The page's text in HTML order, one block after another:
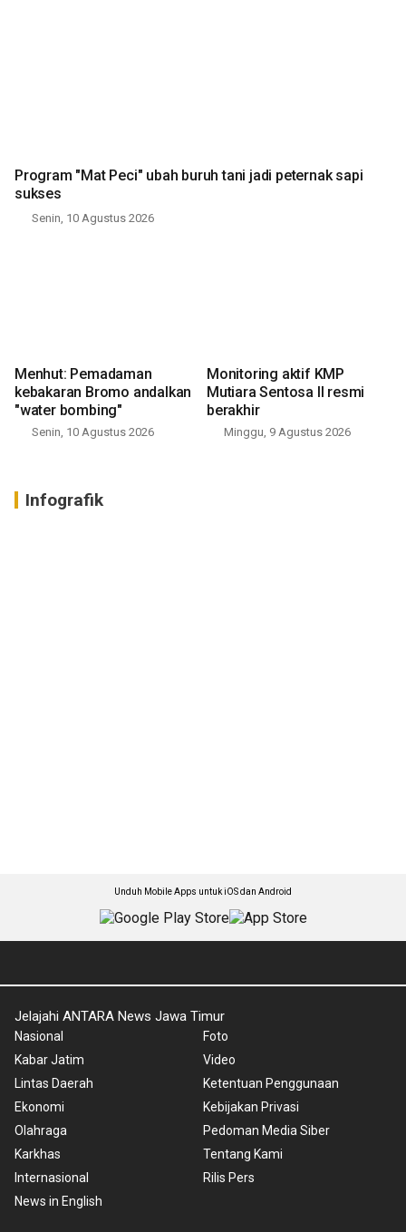
Program "Mat Peci" ubah buruh tani jadi peternak sapi
sukses
Senin, 10 Agustus 2026
Menhut: Pemadaman
kebakaran Bromo andalkan
"water bombing"
Senin, 10 Agustus 2026
Monitoring aktif KMP
Mutiara Sentosa II resmi
berakhir
Minggu, 9 Agustus 2026
Infografik
Unduh Mobile Apps untuk iOS dan Android
Jelajahi ANTARA News Jawa Timur
Nasional
Kabar Jatim
Lintas Daerah
Ekonomi
Olahraga
Karkhas
Internasional
News in English
Foto
Video
Ketentuan Penggunaan
Kebijakan Privasi
Pedoman Media Siber
Tentang Kami
Rilis Pers